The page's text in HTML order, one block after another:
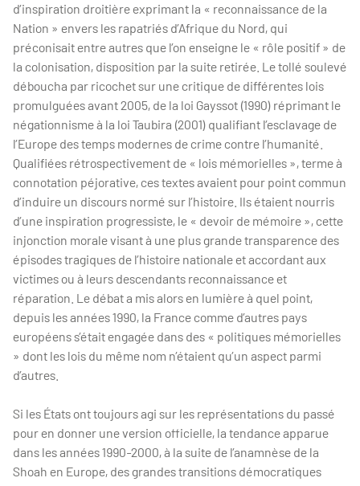
d’inspiration droitière exprimant la « reconnaissance de la
Nation » envers les rapatriés d’Afrique du Nord, qui
préconisait entre autres que l’on enseigne le « rôle positif » de
la colonisation, disposition par la suite retirée. Le tollé soulevé
déboucha par ricochet sur une critique de différentes lois
promulguées avant 2005, de la loi Gayssot (1990) réprimant le
négationnisme à la loi Taubira (2001) qualifiant l’esclavage de
l’Europe des temps modernes de crime contre l’humanité.
Qualifiées rétrospectivement de « lois mémorielles », terme à
connotation péjorative, ces textes avaient pour point commun
d’induire un discours normé sur l’histoire. Ils étaient nourris
d’une inspiration progressiste, le « devoir de mémoire », cette
injonction morale visant à une plus grande transparence des
épisodes tragiques de l’histoire nationale et accordant aux
victimes ou à leurs descendants reconnaissance et
réparation. Le débat a mis alors en lumière à quel point,
depuis les années 1990, la France comme d’autres pays
européens s’était engagée dans des « politiques mémorielles
» dont les lois du même nom n’étaient qu’un aspect parmi
d’autres.
Si les États ont toujours agi sur les représentations du passé
pour en donner une version officielle, la tendance apparue
dans les années 1990-2000, à la suite de l’anamnèse de la
Shoah en Europe, des grandes transitions démocratiques